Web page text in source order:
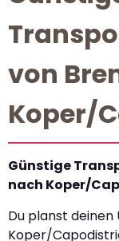
von
Koper/
Günstige
nach Koper/
Du planst deinen
Koper/